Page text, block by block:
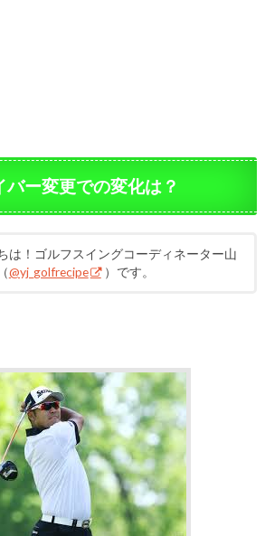
ー変更での変化は？
は！ゴルフスイングコーディネーター山
@yj_golfrecipe ）です。